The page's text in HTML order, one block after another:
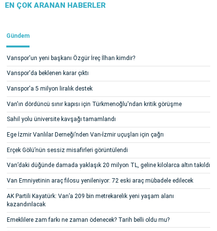
EN ÇOK ARANAN HABERLER
Gündem
Vanspor'un yeni başkanı Özgür İreç İlhan kimdir?
Vanspor'da beklenen karar çıktı
Vanspor'a 5 milyon liralık destek
Van'ın dördüncü sınır kapısı için Türkmenoğlu'ndan kritik görüşme
Sahil yolu üniversite kavşağı tamamlandı
Ege İzmir Vanlılar Derneği’nden Van-İzmir uçuşları için çağrı
Erçek Gölü’nün sessiz misafirleri görüntülendi
Van’daki düğünde damada yaklaşık 20 milyon TL, geline kilolarca altın takıldı
Van Emniyetinin araç filosu yenileniyor: 72 eski araç mübadele edilecek
AK Partili Kayatürk: Van’a 209 bin metrekarelik yeni yaşam alanı
kazandırılacak
Emeklilere zam farkı ne zaman ödenecek? Tarih belli oldu mu?